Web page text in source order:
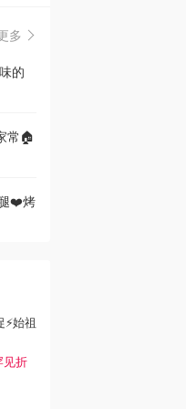
新西兰
多
的
常🏠
❤️烤
始祖
见折